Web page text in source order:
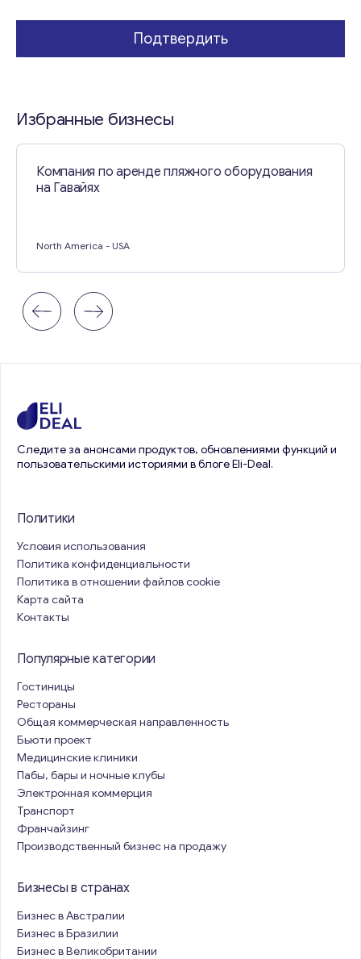
Подтвердить
Избранные бизнесы
Компания по аренде пляжного оборудования
на Гавайях
North America - USA
Следите за анонсами продуктов, обновлениями функций и
пользовательскими историями в блоге Eli-Deal.
Политики
Условия использования
Политика конфиденциальности
Политика в отношении файлов cookie
Карта сайта
Контакты
Популярные категории
Гостиницы
Рестораны
Общая коммерческая направленность
Бьюти проект
Медицинские клиники
Пабы, бары и ночные клубы
Электронная коммерция
Транспорт
Франчайзинг
Производственный бизнес на продажу
Бизнесы в странах
Бизнес в Австралии
Бизнес в Бразилии
Бизнес в Великобритании